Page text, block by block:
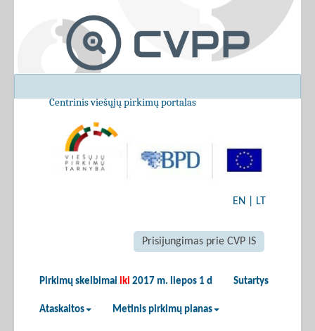
Centrinis viešųjų pirkimų portalas
EN LT
Prisijungimas prie CVP IS
Pirkimų skelbimai iki 2017 m. liepos 1 d Sutartys
Ataskaitos Metinis pirkimų planas